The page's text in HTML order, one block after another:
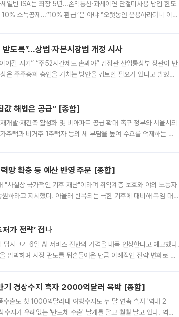
일반 ISA는 최장 5년…손익통산·과세이연 단절미사용 납입 한도
소득공제…“10% 환급”은 아냐 “오랫동안 운용하라더니 이제
도록”…상법·자본시장법 개정 시사
어갈 시기” “주52시간제도 손봐야” 김정관 산업통상부 장관이 반
은 주주총회 승인을 거치는 방안을 검토할 필요가 있다고 밝혔다.
값 해법은 공급” [종합]
개발·재건축 활성화 및 비아파트 공급 확대 촉구 정부와 서울시의
주택과 비거주 1주택자 등의 세 부담을 높여 수요를 억제하는 카
망 확충 등 예산 반영 주문 [종합]
"사실상 국가적인 기후 재난"이라며 취약계층 보호와 야외 노동자
하라고 지시했다. 아울러 반복되는 극한 기후에 대비해 폭염 대응
가 전략’ 접나
딥시크가 6일 AI 서비스 전반의 가격을 대폭 인상한다고 예고했다.
압박하며 시장 판도를 뒤흔들어온 만큼 이례적인 전략 변화로 평
기 경상수지 흑자 2000억달러 육박 [종합]
출도 첫 1000억달러대 여행수지도 두 달 연속 흑자 '역대 2
지가 유례없는 '반도체 수출' 날개를 달고 훨훨 날고 있다. 역대